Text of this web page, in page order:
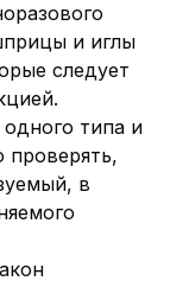
и иглы
следует
типа и
проверять,
в